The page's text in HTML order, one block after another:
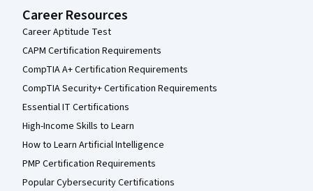
Career Resources
Career Aptitude Test
CAPM Certification Requirements
CompTIA A+ Certification Requirements
CompTIA Security+ Certification Requirements
Essential IT Certifications
High-Income Skills to Learn
How to Learn Artificial Intelligence
PMP Certification Requirements
Popular Cybersecurity Certifications